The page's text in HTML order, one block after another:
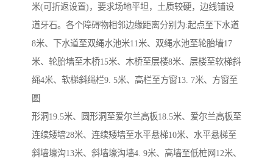
米(可折返设置)，要求场地平坦，土质较硬，边线铺设
道牙石。各个障碍物相邻边缘距离分别为:起点至下水道
8米、下水道至双绳水池米11米、双绳水池至轮胎墙17
米、轮胎墙至木桥15米、木桥至层楼8米、层楼至软梯斜
绳4米、软梯斜绳栏9. 5米、高栏至方窗13. 7米、方窗至
圆
形洞19.5米、圆形洞至爱尔兰高板18.5米、爱尔兰高板至
连续矮墙28米、连续矮墙至水平悬梯10米、水平悬梯至
斜墙壕沟13米、斜墙壕沟墙4. 9米、高墙至低桩网12米、